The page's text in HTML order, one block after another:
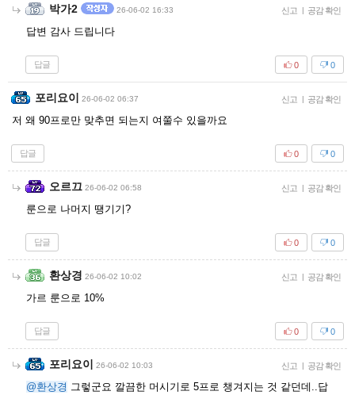
박가2 26-06-02 16:33 신고 | 공감 확인
답변 감사 드립니다
답글 0
0
포리요이 26-06-02 06:37 신고 | 공감 확인
저 왜 90프로만 맞추면 되는지 여쭐수 있을까요
답글 0
0
오르끄 26-06-02 06:58 신고 | 공감 확인
룬으로 나머지 땡기기?
답글 0
0
환상경 26-06-02 10:02 신고 | 공감 확인
가르 룬으로 10%
답글 0
0
포리요이 26-06-02 10:03 신고 | 공감 확인
@환상경 그렇군요 깔끔한 머시기로 5프로 챙겨지는 것 같던데..답